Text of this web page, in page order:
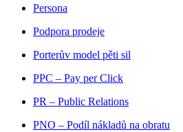
Persona
Podpora prodeje
Porterův model pěti sil
PPC – Pay per Click
PR – Public Relations
PNO – Podíl nákladů na obratu